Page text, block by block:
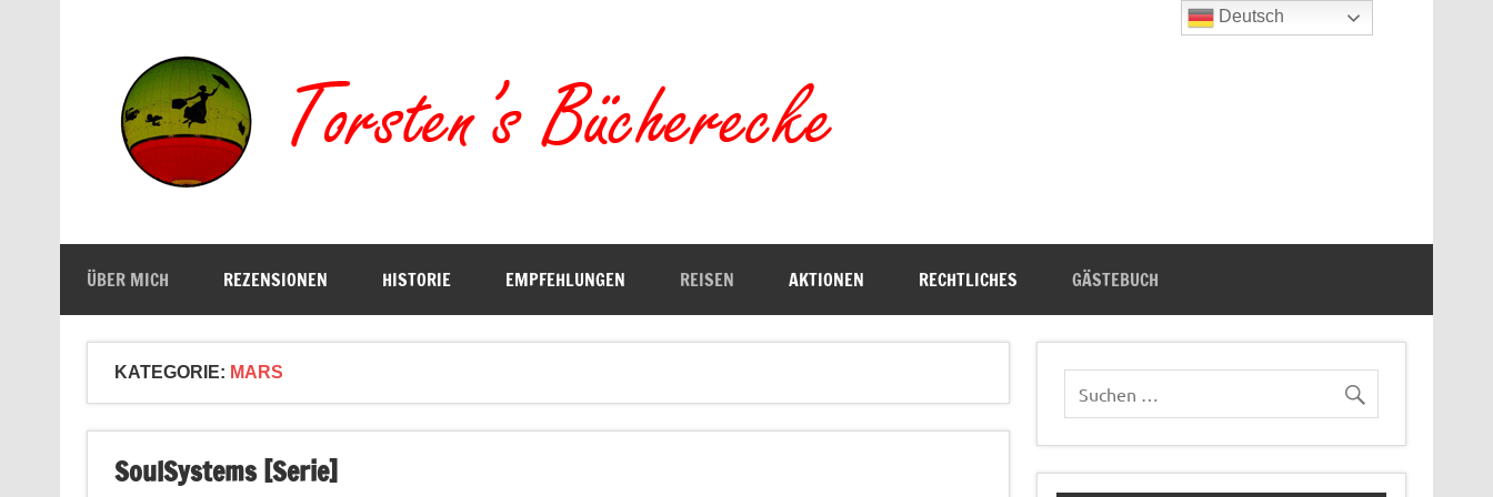
ÜBER MICH REZENSIONEN HISTORIE EMPFEHLUNGEN REISEN AKTIONEN RECHTLICHES GÄSTEBUCH
KATEGORIE: MARS
SoulSystems [Serie]
Deutsch